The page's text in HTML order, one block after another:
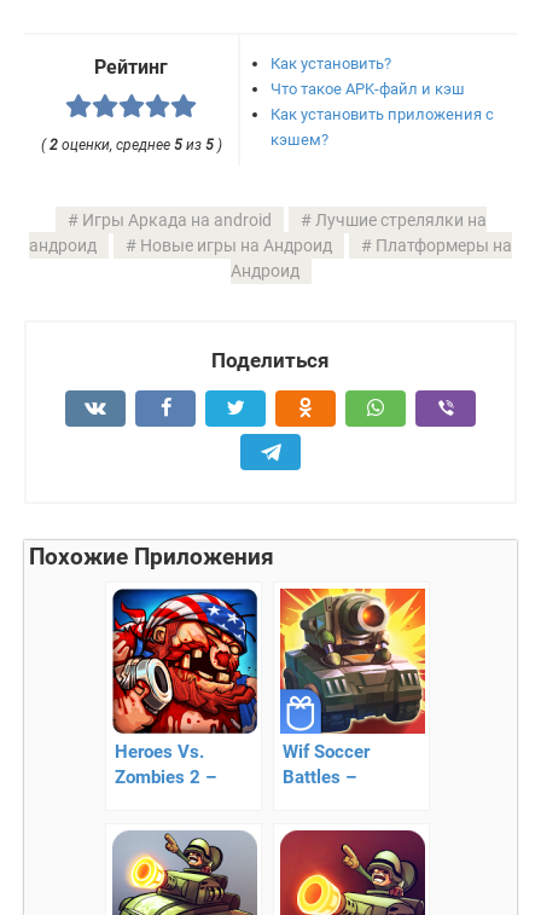
Рейтинг
( 2оценки, среднее 5из 5)
Как установить?
Что такое APK-файл и кэш
Как установить приложения с
кэшем?
Игры Аркада на android
Лучшие стрелялки на
андроид
Новые игры на Андроид
Платформеры на
Андроид
Поделиться
Похожие Приложения
Heroes Vs.
Zombies 2 –
зомби
Wif Soccer
Battles –
сражения